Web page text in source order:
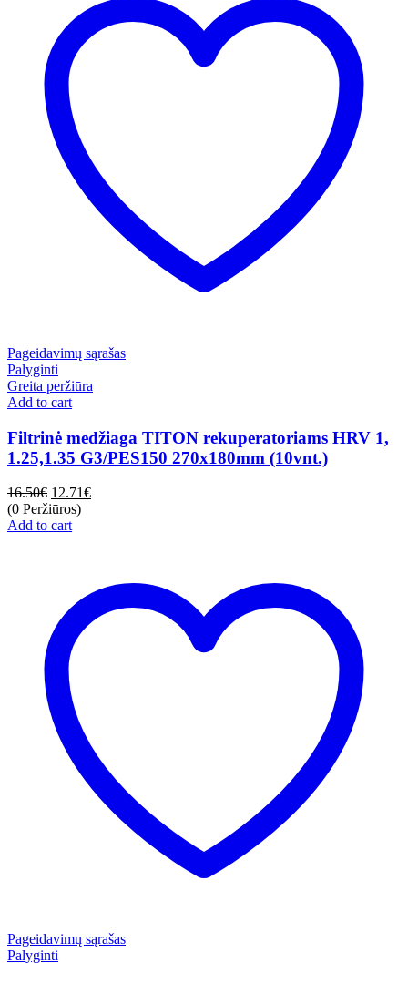
Pageidavimų sąrašas
Palyginti
Greita peržiūra
Add to cart
Filtrinė medžiaga TITON rekuperatoriams HRV 1,
1.25,1.35 G3/PES150 270x180mm (10vnt.)
16.50€ 12.71€
(0 Peržiūros)
Add to cart
Pageidavimų sąrašas
Palyginti